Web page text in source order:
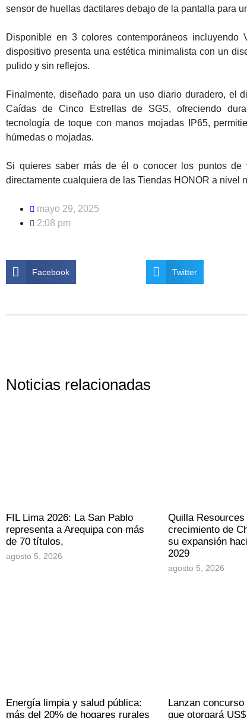
sensor de huellas dactilares debajo de la pantalla para
Disponible en 3 colores contemporáneos
dispositivo presenta una estética minimalista con un
pulido y sin reflejos.
Finalmente, diseñado para un uso diario duradero, el
Caídas de Cinco Estrellas de SGS, ofreciendo
tecnología de toque con manos mojadas IP65,
húmedas o mojadas.
Si quieres saber más de él o conocer los puntos de
directamente cualquiera de las Tiendas HONOR a nivel
mayo 29, 2025
2:08 pm
Facebook Twitter
Noticias relacionadas
FIL Lima 2026: La San Pablo
representa a Arequipa con más
de 70 títulos,
agosto 5, 2026
Quilla
crecimiento de
su expansión
2029
agosto 5, 2026
Energía limpia y salud pública:
más del 20% de hogares rurales
Lanzan
que otorgará